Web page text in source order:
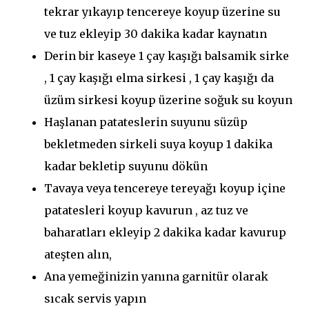
tekrar yıkayıp tencereye koyup üzerine su
ve tuz ekleyip 30 dakika kadar kaynatın
Derin bir kaseye 1 çay kaşığı balsamik sirke
, 1 çay kaşığı elma sirkesi , 1 çay kaşığı da
üzüm sirkesi koyup üzerine soğuk su koyun
Haşlanan patateslerin suyunu süzüp
bekletmeden sirkeli suya koyup 1 dakika
kadar bekletip suyunu dökün
Tavaya veya tencereye tereyağı koyup içine
patatesleri koyup kavurun , az tuz ve
baharatları ekleyip 2 dakika kadar kavurup
ateşten alın,
Ana yemeğinizin yanına garnitür olarak
sıcak servis yapın